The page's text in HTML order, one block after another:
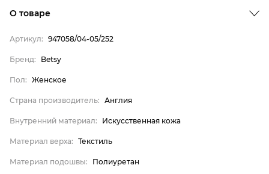
Страна производитель
Внутренний материал
Материал верха
Материал подошвы
Искусственная кожа
О товаре
Артикул: 947058/04-05/252
Бренд: Betsy
Пол: Женское
Страна производитель: Англия
Внутренний материал: Искусственная кожа
Материал верха: Текстиль
Материал подошвы: Полиуретан